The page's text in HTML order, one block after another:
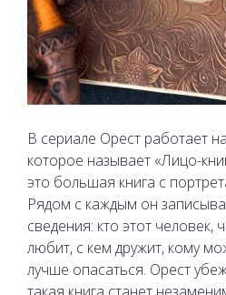
В сериале Орест работает
которое называет «Лицо-
это большая книга с
Рядом с каждым он
сведения: кто этот человек,
любит, с кем дружит, кому
лучше опасаться. Орест
такая книга станет